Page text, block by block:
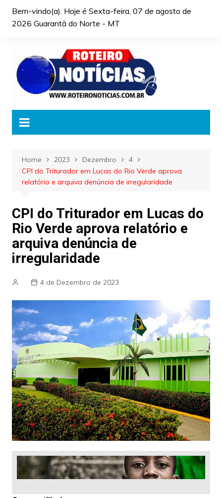
Bem-vindo(a). Hoje é Sexta-feira, 07 de agosto de
2026 Guarantã do Norte - MT
Home 2023 Dezembro
4
CPI do Triturador em Lucas do Rio Verde aprova
relatório e arquiva denúncia de irregularidade
CPI do Triturador em Lucas do
Rio Verde aprova relatório e
arquiva denúncia de
irregularidade
4 de Dezembro de 2023